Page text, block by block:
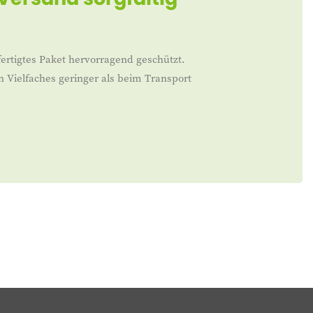
Paket hervorragend geschützt.
Vielfaches geringer als beim Transport